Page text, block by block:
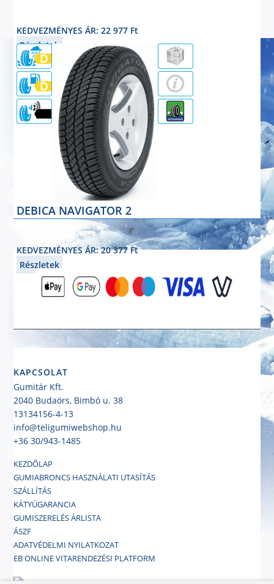
KEDVEZMÉNYES ÁR: 22 977 Ft
Részletek
71dB
DEBICA NAVIGATOR 2
165/70R13 79T
KEDVEZMÉNYES ÁR: 20 377 Ft
Részletek
KAPCSOLAT
Gumitár Kft.
2040 Budaörs, Bimbó u. 38
13134156-4-13
info@teligumiwebshop.hu
+36 30/943-1485
KEZDŐLAP
GUMIABRONCS HASZNÁLATI UTASÍTÁS
SZÁLLÍTÁS
KÁTYÚGARANCIA
GUMISZERELÉS ÁRLISTA
ÁSZF
ADATVÉDELMI NYILATKOZAT
EB ONLINE VITARENDEZÉSI PLATFORM